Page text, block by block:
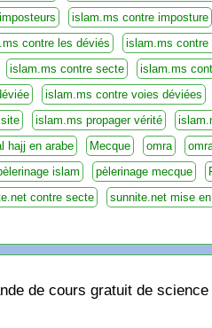
islam.ms contre imposture
contre les déviés
islam.ms contre
islam.ms contre secte
islam.ms
islam.ms contre voies déviées
islam.ms propager vérité
hajj en arabe Mecque omra
islam pèlerinage mecque
contre secte
sunnite.net mise
de cours gratuit de